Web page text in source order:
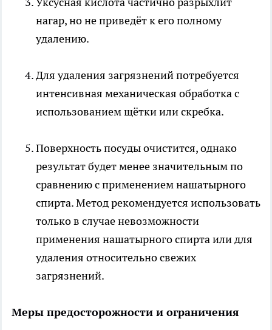
нагар, но не приведёт к его полному
удалению.
Для удаления загрязнений потребуется
интенсивная механическая обработка с
использованием щётки или скребка.
Поверхность посуды очистится, однако
результат будет менее значительным по
сравнению с применением нашатырного
спирта. Метод рекомендуется использовать
только в случае невозможности
применения нашатырного спирта или для
удаления относительно свежих
загрязнений.
Меры предосторожности и ограничения